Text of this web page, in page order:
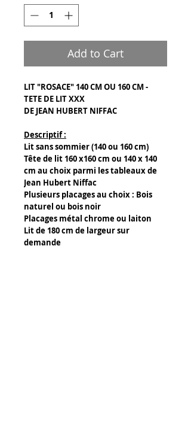
Add to Cart
LIT "ROSACE" 140 CM OU 160 CM -
TETE DE LIT XXX
DE JEAN HUBERT NIFFAC
Descriptif :
Lit sans sommier (140 ou 160 cm)
Tête de lit 160 x160 cm ou 140 x 140
cm au choix parmi les tableaux de
Jean Hubert Niffac
Plusieurs placages au choix : Bois
naturel ou bois noir
Placages métal chrome ou laiton
Lit de 180 cm de largeur sur
demande